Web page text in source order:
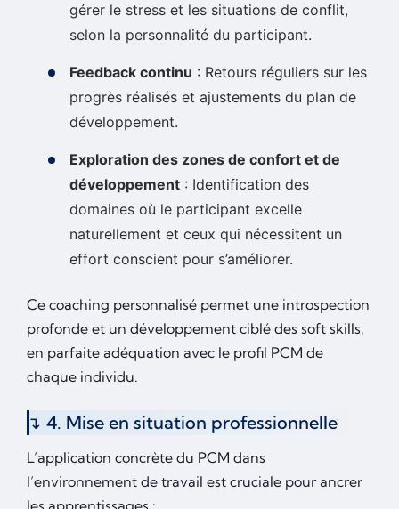
gérer le stress et les situations de conflit,
selon la personnalité du participant.
Feedback continu : Retours réguliers sur les
progrès réalisés et ajustements du plan de
développement.
Exploration des zones de confort et de
développement : Identification des
domaines où le participant excelle
naturellement et ceux qui nécessitent un
effort conscient pour s’améliorer.
Ce coaching personnalisé permet une introspection
profonde et un développement ciblé des soft skills,
en parfaite adéquation avec le profil PCM de
chaque individu.
4. Mise en situation professionnelle
L’application concrète du PCM dans
l’environnement de travail est cruciale pour ancrer
les apprentissages :